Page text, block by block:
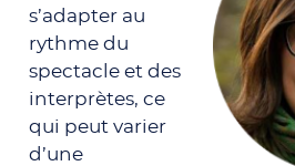
s’adapter au
rythme du
spectacle et des
interprètes, ce
qui peut varier
d’une